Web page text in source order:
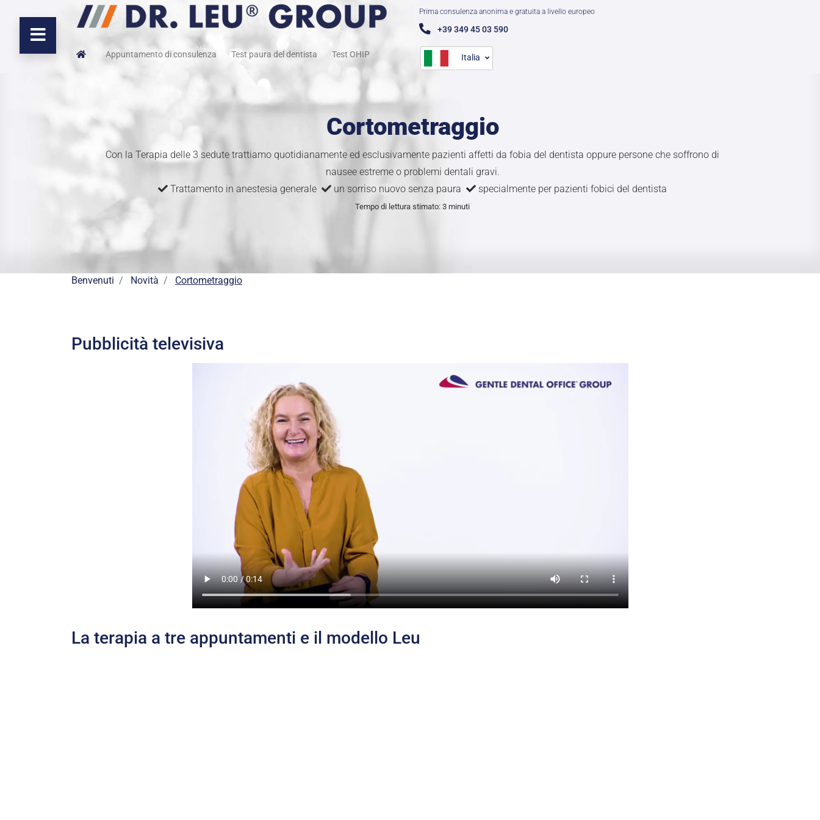
Prima consulenza anonima e gratuita a livello europeo
+39 349 45 03 590
Appuntamento di consulenza Test paura del dentista Test OHIP Italia
Cortometraggio
Con la Terapia delle 3 sedute trattiamo quotidianamente ed esclusivamente pazienti affetti da fobia del dentista oppure persone che soffrono di
nausee estreme o problemi dentali gravi.
Trattamento in anestesia generale
un sorriso nuovo senza paura specialmente per pazienti fobici del dentista
Tempo di lettura stimato: 3 minuti
Benvenuti Novità Cortometraggio
Pubblicità televisiva
La terapia a tre appuntamenti e il modello Leu